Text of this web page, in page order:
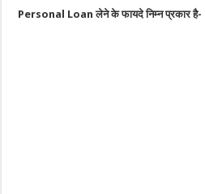
Personal Loan लेने के फायदे निम्न प्रकार है-